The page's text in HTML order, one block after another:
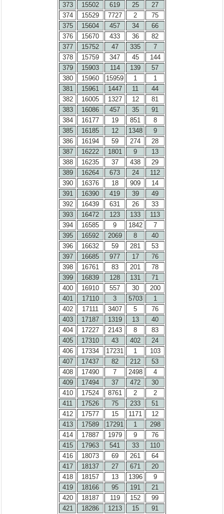
373
15502 619 25
27
374
15529 7727 2
75
375
15604 457 34
66
376
15670 433 36
82
377
15752 47 335
7
378
15759 347 45
144
379
15903 114 139
57
380
15960 15959 1
1
381
15961 1447 11
44
382
16005 1327 12
81
383
16086 457 35
91
384
16177 19 851
8
385
16185 12 1348
9
386
16194 59 274
28
387
16222 1801 9
13
388
16235 37 438
29
389
16264 673 24
112
390
16376 18 909
14
391
16390 419 39
49
392
16439 631 26
33
393
16472 123 133
113
394
16585 9 1842
7
395
16592 2069 8
40
396
16632 59 281
53
397
16685 977 17
76
398
16761 83 201
78
399
16839 128 131
71
400
16910 557 30
200
401
17110 3 5703
1
402
17111 3407 5
76
403
17187 1319 13
40
404
17227 2143 8
83
405
17310 43 402
24
406
17334 17231 1
103
407
17437 82 212
53
408
17490 7 2498
4
409
17494 37 472
30
410
17524 8761 2
2
411
17526 75 233
51
412
17577 15 1171
12
413
17589 17291 1
298
414
17887 1979 9
76
415
17963 541 33
110
416
18073 69 261
64
417
18137 27 671
20
418
18157 13 1396
9
419
18166 95 191
21
420
18187 119 152
99
421
18286 1213 15
91